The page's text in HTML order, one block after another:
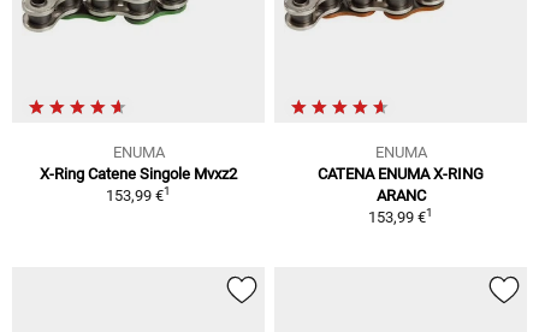
ENUMA
X-Ring Catene Singole Mvxz2
153,99 €1
ENUMA
CATENA ENUMA X-RING
ARANC
153,99 €1